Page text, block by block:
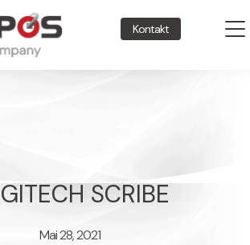
Kontakt
SCRIBE
Mai 28, 2021